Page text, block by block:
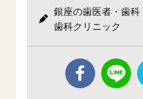
銀座の歯医者・歯
歯科クリニック